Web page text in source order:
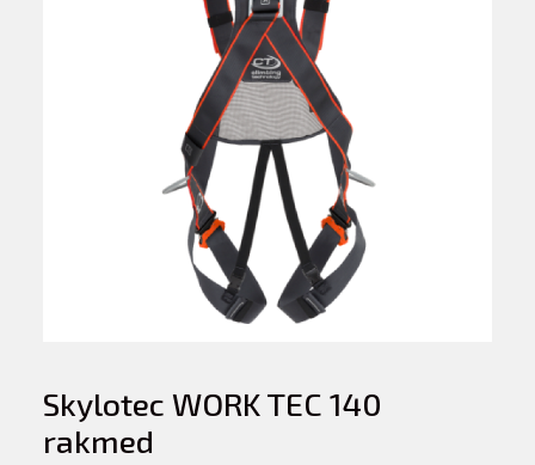
Skylotec WORK TEC 140
rakmed